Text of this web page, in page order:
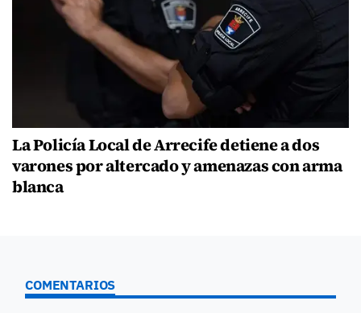
La Policía Local de Arrecife detiene a dos
varones por altercado y amenazas con arma
blanca
COMENTARIOS